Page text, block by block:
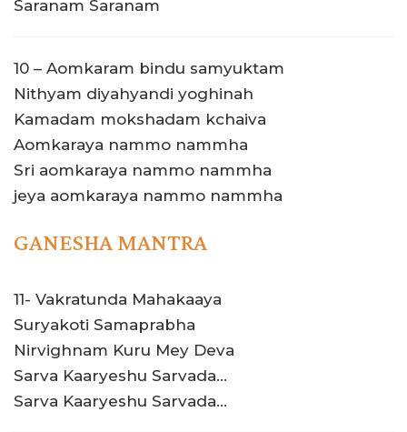
Saranam Saranam
10 – Aomkaram bindu samyuktam
Nithyam diyahyandi yoghinah
Kamadam mokshadam kchaiva
Aomkaraya nammo nammha
Sri aomkaraya nammo nammha
jeya aomkaraya nammo nammha
GANESHA MANTRA
11- Vakratunda Mahakaaya
Suryakoti Samaprabha
Nirvighnam Kuru Mey Deva
Sarva Kaaryeshu Sarvada…
Sarva Kaaryeshu Sarvada…